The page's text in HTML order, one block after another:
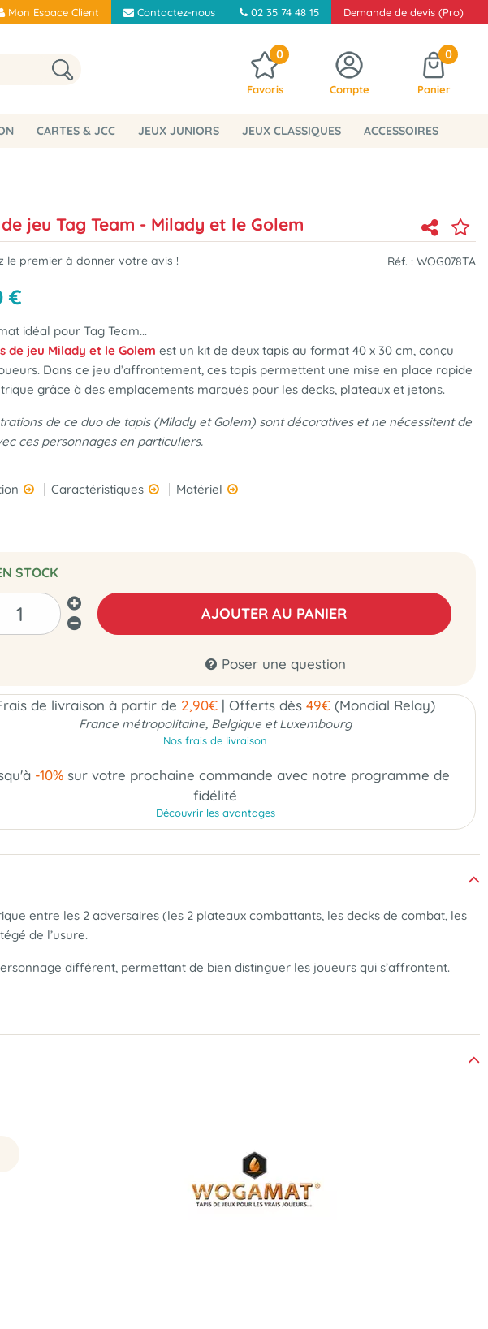
Mon Espace Client Contactez-nous 02 35 74 48 15 Demande de devis (Pro)
0
Favoris Compte
0
Panier
CARTES & JCC JEUX JUNIORS JEUX CLASSIQUES ACCESSOIRES
jeu Tag Team - Milady et le Golem
le premier à donner votre avis ! Réf. : WOG078TA
€
idéal pour Tag Team...
de jeu Milady et le Golem est un kit de deux tapis au format 40 x 30 cm, conçu
Dans ce jeu d’affrontement, ces tapis permettent une mise en place rapide
grâce à des emplacements marqués pour les decks, plateaux et jetons.
de ce duo de tapis (Milady et Golem) sont décoratives et ne nécessitent de
ces personnages en particuliers.
Caractéristiques Matériel
STOCK
AJOUTER AU PANIER
Poser une question
de livraison à partir de 2,90€ | Offerts dès 49€ (Mondial Relay)
France métropolitaine, Belgique et Luxembourg
Nos frais de livraison
-10%sur votre prochaine commande avec notre programme de
fidélité
Découvrir les avantages
entre les 2 adversaires (les 2 plateaux combattants, les decks de combat, les
de l’usure.
différent, permettant de bien distinguer les joueurs qui s’affrontent.